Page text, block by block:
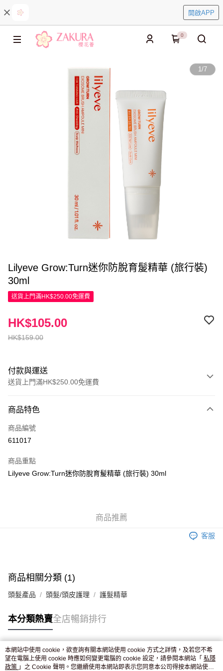
開啟APP
0
1/7
Lilyeve Grow:Turn迷你防脫育髲精華 (旅行裝)
30ml
送貨上門滿HK$250.00免運費
HK$159.00
HK$105.00
付款與運送
送貨上門滿HK$250.00免運費
信用卡
Apple Pay
WeChat Pay
JD京東物流，訂單確認發貨後2-4個工作天送達
商品特色
商品編號
611017
商品重點
Lilyeve Grow:Turn迷你防脫育髲精華 (旅行裝) 30ml
商品推薦
客服
商品相關分類 (1)
頭髮產品 頭髮/頭皮護理 護髮精華
本分類熱賣全店暢銷排行
熱門標籤
本網站中使用 cookie，欲查詢有關本網站使用 cookie 方式之詳情，及若您不希
望在電腦上使用 cookie 時應如何變更電腦的 cookie 設定，請參閱本網站「 私隱
政策 」之 Cookie 聲明。您繼續使用本網站即表示您同意本公司得按本網站使用